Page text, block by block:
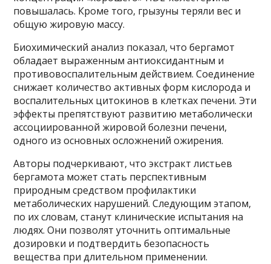
повышалась. Кроме того, грызуны теряли вес и
общую жировую массу.
Биохимический анализ показал, что бергамот
обладает выраженным антиоксидантным и
противовоспалительным действием. Соединение
снижает количество активных форм кислорода и
воспалительных цитокинов в клетках печени. Эти
эффекты препятствуют развитию метаболически
ассоциированной жировой болезни печени,
одного из основных осложнений ожирения.
Авторы подчеркивают, что экстракт листьев
бергамота может стать перспективным
природным средством профилактики
метаболических нарушений. Следующим этапом,
по их словам, станут клинические испытания на
людях. Они позволят уточнить оптимальные
дозировки и подтвердить безопасность
вещества при длительном применении.